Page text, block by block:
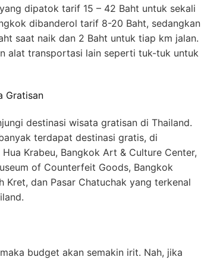
dipatok tarif 15 – 42 Baht untuk sekali
dibanderol tarif 8-20 Baht, sedangkan
saat naik dan 2 Baht untuk tiap km jalan.
alat transportasi lain seperti tuk-tuk untuk
Gratisan
destinasi wisata gratisan di Thailand.
terdapat destinasi gratis, di
Krabeu, Bangkok Art & Culture Center,
of Counterfeit Goods, Bangkok
Kret, dan Pasar Chatuchak yang terkenal
budget akan semakin irit. Nah, jika